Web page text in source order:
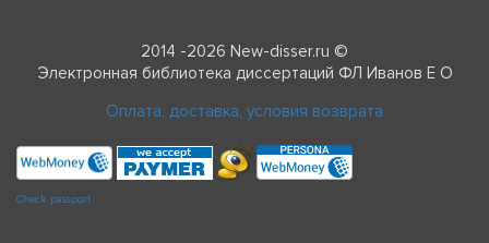
2014 -2026 New-disser.ru ©
Электронная библиотека диссертаций ФЛ Иванов Е О
Оплата, доставка, условия возврата
Check passport